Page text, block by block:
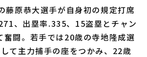
原恭大選手が自身初の規定打席
、出塁率.335、15盗塁とチャン
奮闘。若手では20歳の寺地隆成選
て主力捕手の座をつかみ、22歳